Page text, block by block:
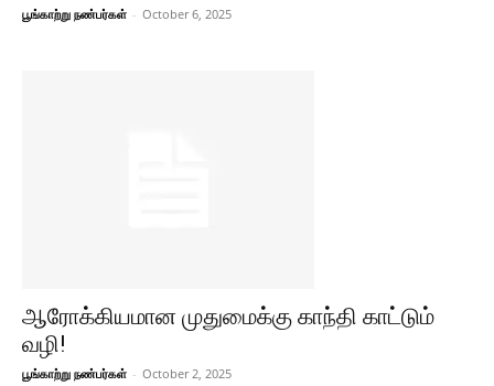
பூங்காற்று நண்பர்கள் - October 6, 2025
ஆரோக்கியமான முதுமைக்கு காந்தி காட்டும்
வழி!
பூங்காற்று நண்பர்கள் - October 2, 2025